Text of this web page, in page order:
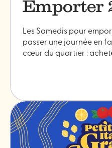
Emporter
Les Samedis pour
passer une journée en
cœur du quartier :